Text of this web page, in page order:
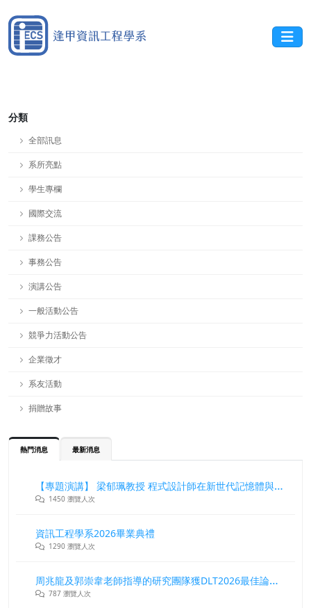
分類
全部訊息
系所亮點
學生專欄
國際交流
課務公告
事務公告
演講公告
一般活動公告
競爭力活動公告
企業徵才
系友活動
捐贈故事
熱門消息 最新消息
【專題演講】 梁郁珮教授 程式設計師在新世代記憶體與儲存系統中的角色與挑戰
1450 瀏覽人次
資訊工程學系2026畢業典禮
1290 瀏覽人次
周兆龍及郭崇韋老師指導的研究團隊獲DLT2026最佳論文獎
787 瀏覽人次